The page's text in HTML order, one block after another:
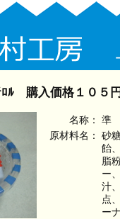
ﾙ 購入価格１０５
名称：
準
原材料名：
砂
飴
脂
ー
汁
点
ー